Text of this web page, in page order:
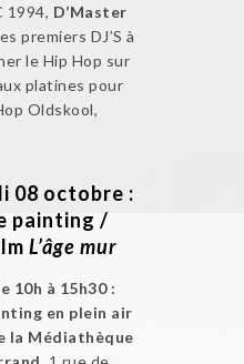
1994, D’Master
premiers DJ’S à
le Hip Hop sur
platines pour
Oldskool,
08 octobre :
painting /
L’âge mur
10h à 15h30 :
en plein air
la Médiathèque